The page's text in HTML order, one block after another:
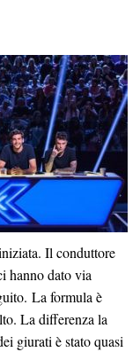
Il conduttore
hanno dato via
La formula è
La differenza la
giurati è stato quasi